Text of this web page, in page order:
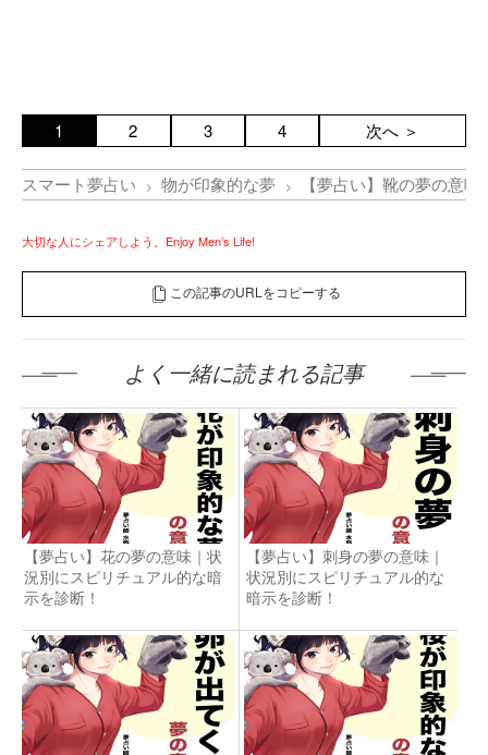
1 2 3 4 次へ ＞
スマート夢占い 物が印象的な夢 【夢占い】靴の夢の意
大切な人にシェアしよう。Enjoy Men’s Life!
この記事のURLをコピーする
よく一緒に読まれる記事
【夢占い】花の夢の意味｜状
況別にスピリチュアル的な暗
示を診断！
【夢占い】刺身の夢の意味｜
状況別にスピリチュアル的な
暗示を診断！